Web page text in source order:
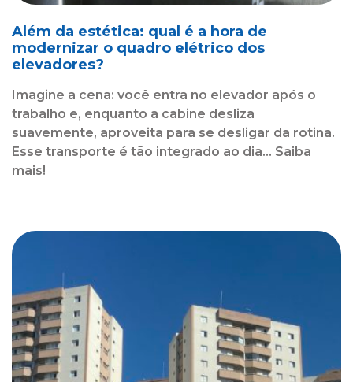
Além da estética: qual é a hora de
modernizar o quadro elétrico dos
elevadores?
Imagine a cena: você entra no elevador após o
trabalho e, enquanto a cabine desliza
suavemente, aproveita para se desligar da rotina.
Esse transporte é tão integrado ao dia... Saiba
mais!